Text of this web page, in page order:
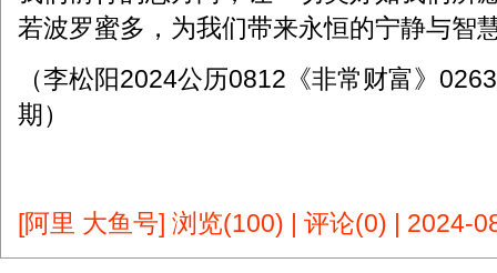
若波罗蜜多，为我们带来永恒的宁静与智
（李松阳2024公历0812《非常财富》
期）
[阿里 大鱼号] 浏览(100) | 评论(0) | 2024-